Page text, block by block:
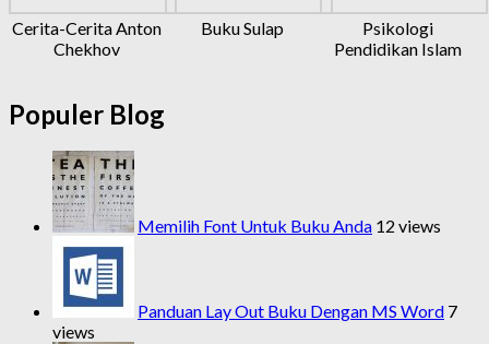
Cerita-Cerita Anton
Chekhov
Buku Sulap
Psikologi
Pendidikan Islam
Populer Blog
Memilih Font Untuk Buku Anda 12 views
Panduan Lay Out Buku Dengan MS Word 7
views